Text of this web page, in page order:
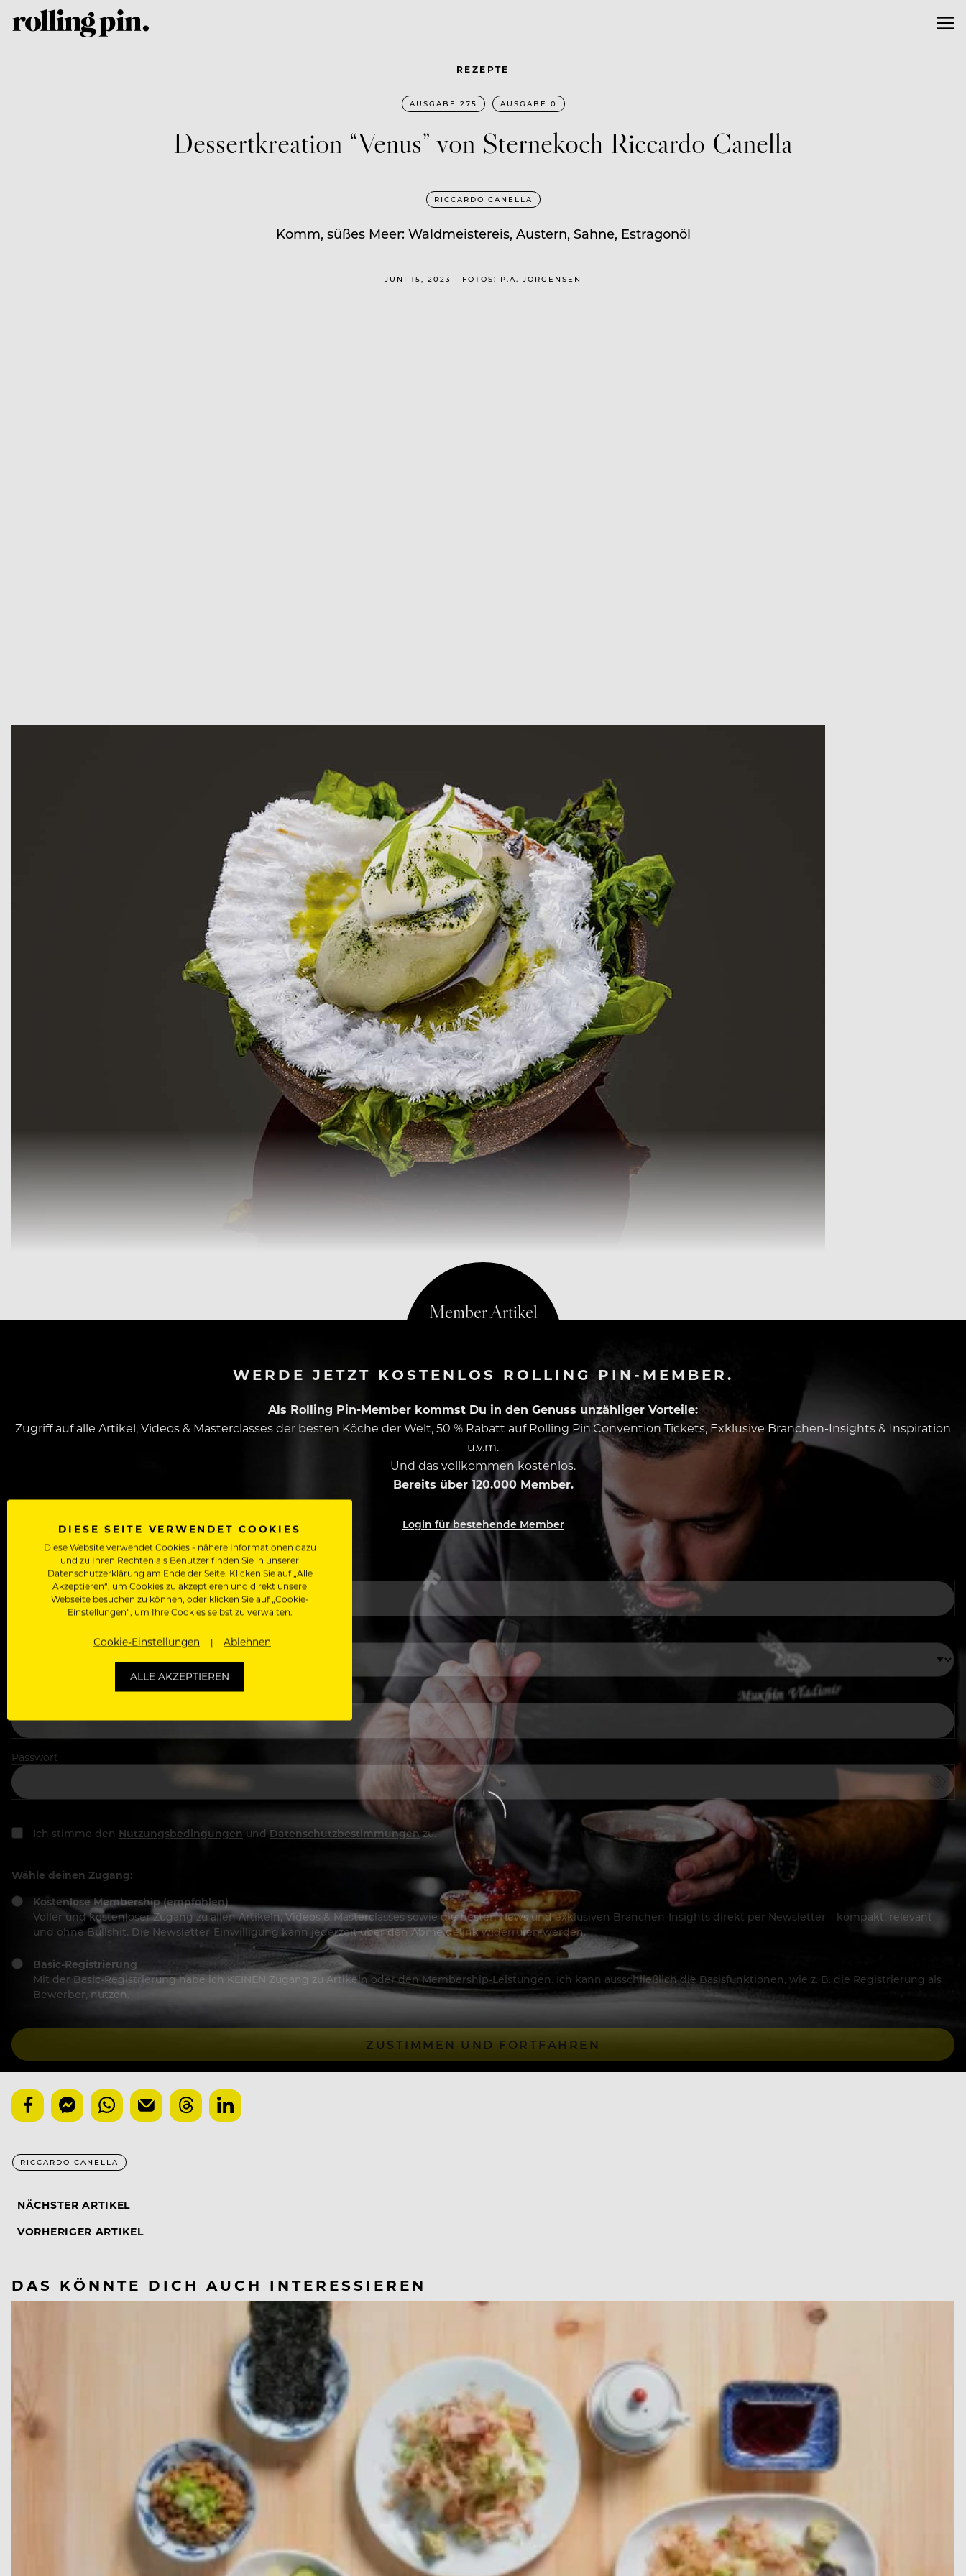
REZEPTE
AUSGABE 275 AUSGABE 0
Dessertkreation “Venus” von Sternekoch Riccardo Canella
RICCARDO CANELLA
Komm, süßes Meer: Waldmeistereis, Austern, Sahne, Estragonöl
JUNI 15, 2023 | FOTOS: P.A. JORGENSEN
WERDE JETZT KOSTENLOS ROLLING PIN-MEMBER.
Als Rolling Pin-Member kommst Du in den Genuss unzähliger Vorteile:
Zugriff auf alle Artikel, Videos & Masterclasses der besten Köche der Welt, 50 % Rabatt auf Rolling Pin.Convention Tickets, Exklusive Branchen-Insights & Inspiration
u.v.m.
Und das vollkommen kostenlos.
Bereits über 120.000 Member.
Login für bestehende Member
Dein Vorname
In welchem Bereich arbeitest du
Deine E-Mail Adresse
Passwort
Ich stimme den Nutzungsbedingungen und Datenschutzbestimmungenzu.
Wähle deinen Zugang:
Kostenlose Membership (empfohlen)
Voller und kostenloser Zugang zu allen Artikeln, Videos & Masterclasses sowie die besten News und exklusiven Branchen-Insights direkt per Newsletter – kompakt, relevant
und ohne Bullshit. Die Newsletter-Einwilligung kann jederzeit über den Abmeldelink widerrufen werden.
Basic-Registrierung
Mit der Basic-Registrierung habe ich KEINEN Zugang zu Artikeln oder den Membership-Leistungen. Ich kann ausschließlich die Basisfunktionen, wie z. B. die Registrierung als
Bewerber, nutzen.
ZUSTIMMEN UND FORTFAHREN
RICCARDO CANELLA
NÄCHSTER ARTIKEL
VORHERIGER ARTIKEL
DAS KÖNNTE DICH AUCH INTERESSIEREN
DIESE SEITE VERWENDET COOKIES
Diese Website verwendet Cookies - nähere Informationen dazu
und zu Ihren Rechten als Benutzer finden Sie in unserer
Datenschutzerklärung am Ende der Seite. Klicken Sie auf „Alle
Akzeptieren“, um Cookies zu akzeptieren und direkt unsere
Webseite besuchen zu können, oder klicken Sie auf „Cookie-
Einstellungen“, um Ihre Cookies selbst zu verwalten.
Cookie-Einstellungen Ablehnen
ALLE AKZEPTIEREN